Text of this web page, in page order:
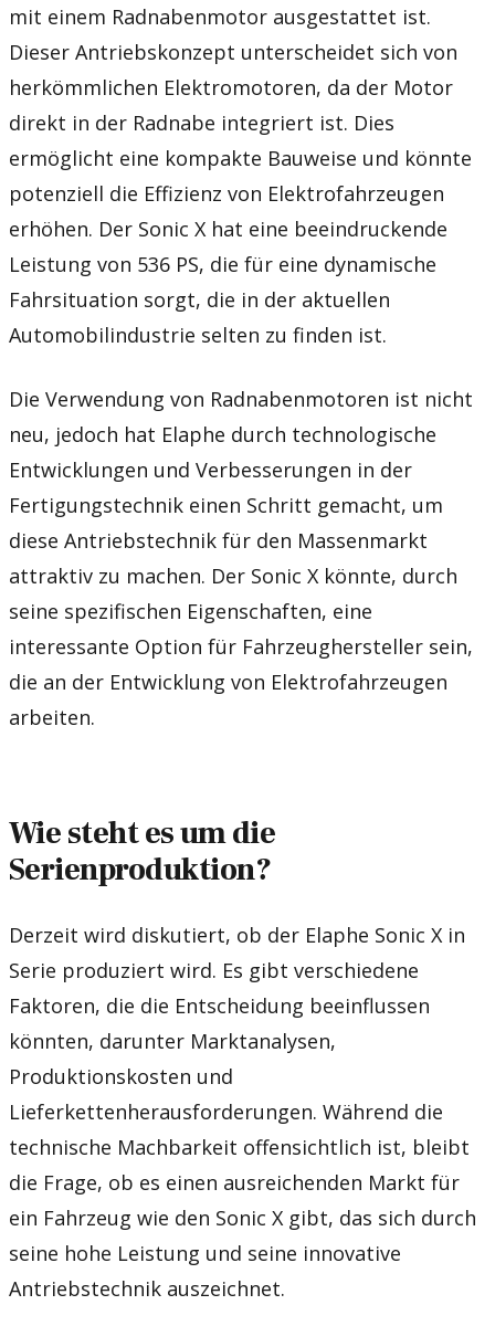
mit einem Radnabenmotor ausgestattet ist.
Dieser Antriebskonzept unterscheidet sich von
herkömmlichen Elektromotoren, da der Motor
direkt in der Radnabe integriert ist. Dies
ermöglicht eine kompakte Bauweise und könnte
potenziell die Effizienz von Elektrofahrzeugen
erhöhen. Der Sonic X hat eine beeindruckende
Leistung von 536 PS, die für eine dynamische
Fahrsituation sorgt, die in der aktuellen
Automobilindustrie selten zu finden ist.
Die Verwendung von Radnabenmotoren ist nicht
neu, jedoch hat Elaphe durch technologische
Entwicklungen und Verbesserungen in der
Fertigungstechnik einen Schritt gemacht, um
diese Antriebstechnik für den Massenmarkt
attraktiv zu machen. Der Sonic X könnte, durch
seine spezifischen Eigenschaften, eine
interessante Option für Fahrzeughersteller sein,
die an der Entwicklung von Elektrofahrzeugen
arbeiten.
Wie steht es um die
Serienproduktion?
Derzeit wird diskutiert, ob der Elaphe Sonic X in
Serie produziert wird. Es gibt verschiedene
Faktoren, die die Entscheidung beeinflussen
könnten, darunter Marktanalysen,
Produktionskosten und
Lieferkettenherausforderungen. Während die
technische Machbarkeit offensichtlich ist, bleibt
die Frage, ob es einen ausreichenden Markt für
ein Fahrzeug wie den Sonic X gibt, das sich durch
seine hohe Leistung und seine innovative
Antriebstechnik auszeichnet.